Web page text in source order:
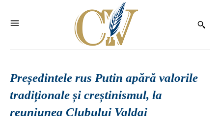
Președintele rus Putin apără valorile
tradiționale și creștinismul, la
reuniunea Clubului Valdai